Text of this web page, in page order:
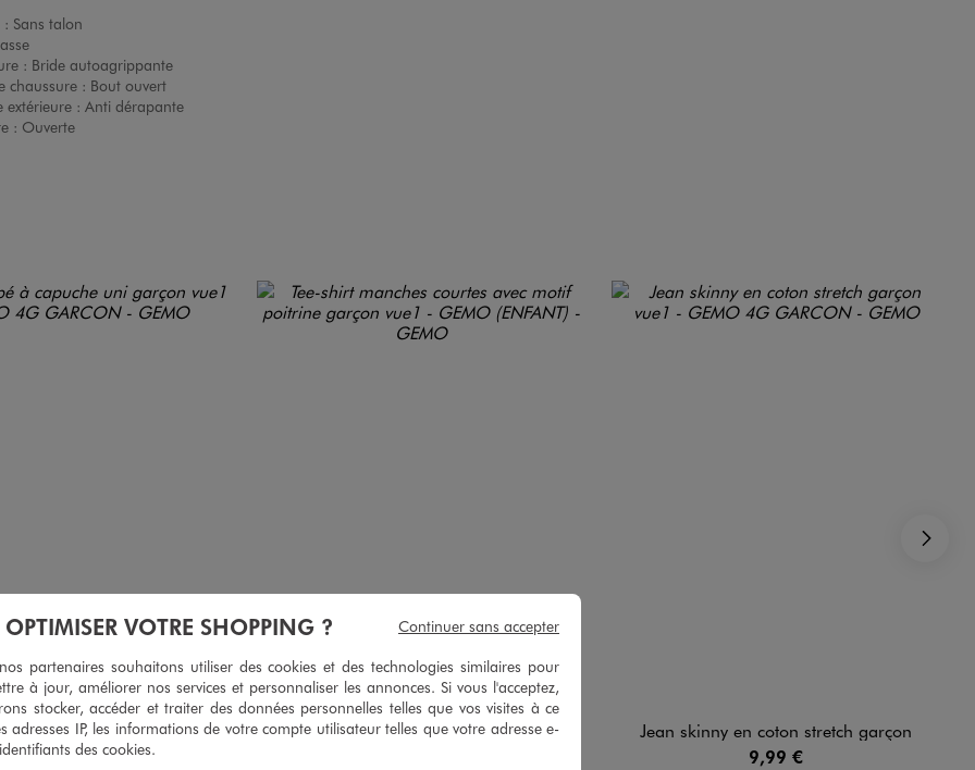
: Sans talon
: Bride autoagrippante
chaussure : Bout ouvert
extérieure : Anti dérapante
: Ouverte
à capuche uni garçon
9,99 €
Tee-shirt manches courtes avec motif poitrine garçon
Jean skinny en coton stretch garçon
9,99 €
OPTIMISER VOTRE SHOPPING ?
partenaires souhaitons utiliser des cookies et des technologies similaires pour
à jour, améliorer nos services et personnaliser les annonces. Si vous l'acceptez,
stocker, accéder et traiter des données personnelles telles que vos visites à ce
adresses IP, les informations de votre compte utilisateur telles que votre adresse e-
des cookies.
Continuer sans accepter